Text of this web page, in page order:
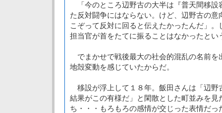
「今のところ辺野古の大半は『普天間移設
た反対闘争にはならない。けど、辺野古の
こぞって反対に回ると伝えたかったんだ」
担当官が首をたてに振ることはなかったとい
でまかせで戦後最大の社会的混乱の名前を
地殻変動を感じていたからだ。
移設が浮上して１８年。飯田さんは「辺野
結果がこの有様だ」と閑散とした町並みを見
ち・・・もろもろの感情が交じった表情だっ